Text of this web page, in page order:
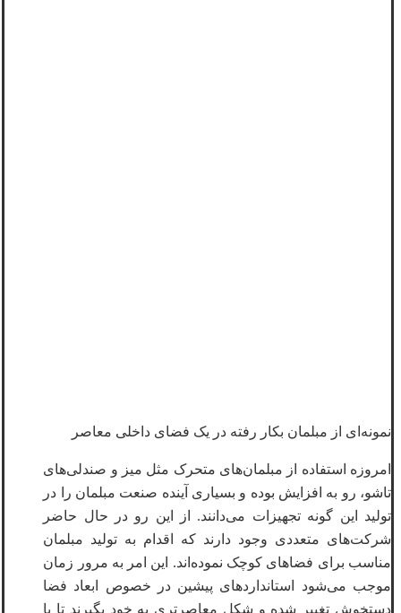
نمونه‌ای از مبلمان بکار رفته در یک فضای داخلی معاصر
امروزه استفاده از مبلمان‌های متحرک مثل میز و صندلی‌های
تاشو، رو به افزایش بوده و بسیاری آینده صنعت مبلمان را در
تولید این گونه تجهیزات می‌دانند. از این رو در حال حاضر
شرکت‌های متعددی وجود دارند که اقدام به تولید مبلمان
مناسب برای فضاهای کوچک نموده‌اند. این امر به مرور زمان
موجب می‌شود استانداردهای پیشین در خصوص ابعاد فضا
دستخوش تغییر شده و شکل معاصرتری به خود بگیرند تا با